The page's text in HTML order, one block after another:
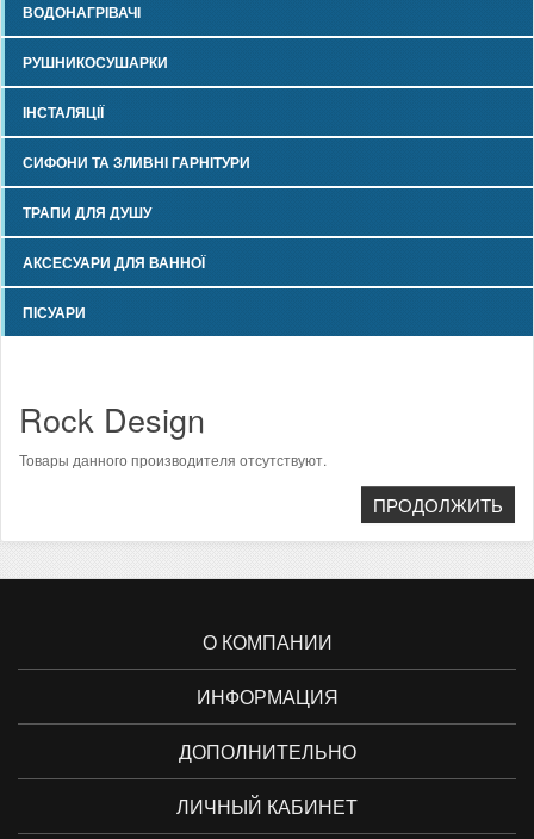
ВОДОНАГРІВАЧІ
РУШНИКОСУШАРКИ
ІНСТАЛЯЦІЇ
СИФОНИ ТА ЗЛИВНІ ГАРНІТУРИ
ТРАПИ ДЛЯ ДУШУ
АКСЕСУАРИ ДЛЯ ВАННОЇ
ПІСУАРИ
Rock Design
Товары данного производителя отсутствуют.
ПРОДОЛЖИТЬ
О КОМПАНИИ
ИНФОРМАЦИЯ
ДОПОЛНИТЕЛЬНО
ЛИЧНЫЙ КАБИНЕТ